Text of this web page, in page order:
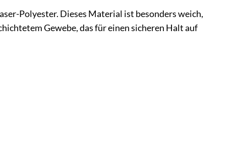
Polyester. Dieses Material ist besonders weich,
Gewebe, das für einen sicheren Halt auf